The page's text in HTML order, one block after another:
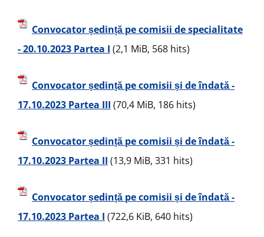
Convocator ședință pe comisii de specialitate
- 20.10.2023 Partea I (2,1 MiB, 568 hits)
Convocator ședință pe comisii și de îndată -
17.10.2023 Partea III (70,4 MiB, 186 hits)
Convocator ședință pe comisii și de îndată -
17.10.2023 Partea II (13,9 MiB, 331 hits)
Convocator ședință pe comisii și de îndată -
17.10.2023 Partea I (722,6 KiB, 640 hits)